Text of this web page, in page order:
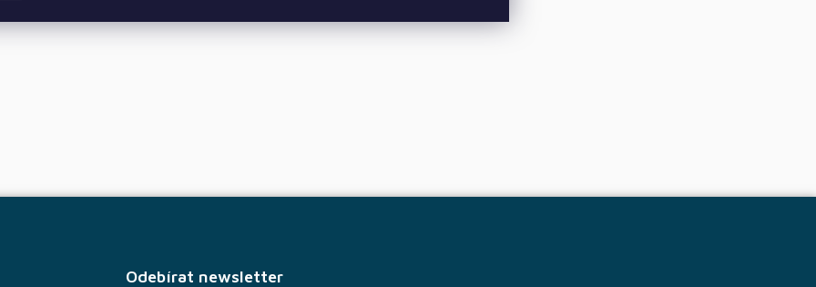
Odebírat newsletter